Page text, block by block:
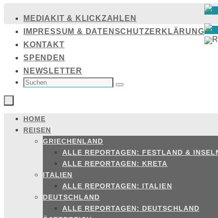
Inhalt
springen
MEDIAKIT & KLICKZAHLEN
IMPRESSUM & DATENSCHUTZERKLÄRUNG
KONTAKT
SPENDEN
NEWSLETTER
SUCHEN
NACH: Suchen
Zum
Inhalt
springen
HOME
REISEN
GRIECHENLAND
ALLE REPORTAGEN: FESTLAND &
ALLE REPORTAGEN: KRETA
ITALIEN
ALLE REPORTAGEN: ITALIEN
DEUTSCHLAND
ALLE REPORTAGEN: DEUTSCHLAND